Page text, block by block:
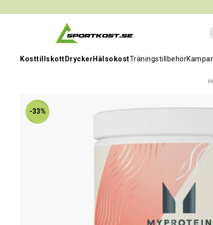
KosttillskottDryckerHälsokostTräningstillbehör
-33%